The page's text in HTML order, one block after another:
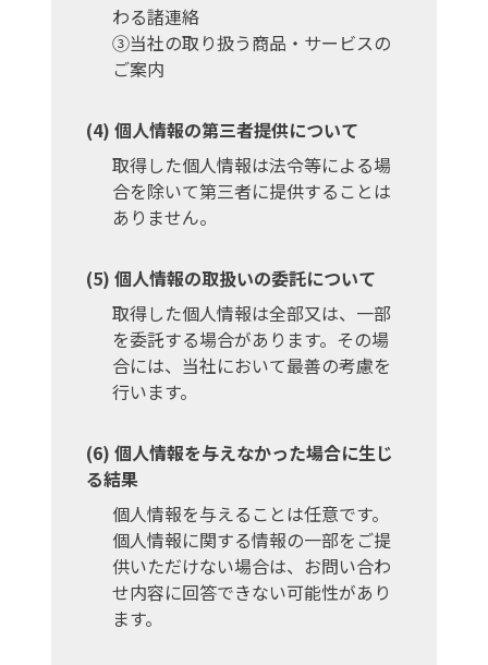
わる諸連絡
③当社の取り扱う商品・サービスの
ご案内
個人情報の第三者提供について
取得した個人情報は法令等による場
合を除いて第三者に提供することは
ありません。
個人情報の取扱いの委託について
取得した個人情報は全部又は、一部
を委託する場合があります。その場
合には、当社において最善の考慮を
行います。
個人情報を与えなかった場合に生じ
る結果
個人情報を与えることは任意です。
個人情報に関する情報の一部をご提
供いただけない場合は、お問い合わ
せ内容に回答できない可能性があり
ます。